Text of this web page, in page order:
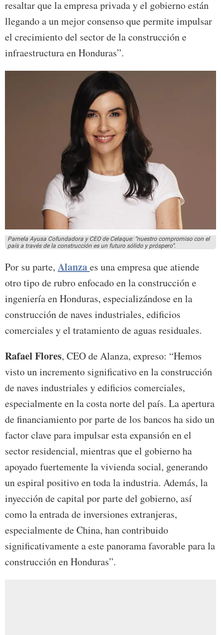
resaltar que la empresa privada y el gobierno están
llegando a un mejor consenso que permite impulsar
el crecimiento del sector de la construcción e
infraestructura en Honduras”.
Pamela Ayusa Cofundadora y CEO de Celaque: “nuestro compromiso con el
país a través de la construcción es un futuro sólido y próspero”.
Por su parte, Alanzaes una empresa que atiende
otro tipo de rubro enfocado en la construcción e
ingeniería en Honduras, especializándose en la
construcción de naves industriales, edificios
comerciales y el tratamiento de aguas residuales.
Rafael Flores, CEO de Alanza, expreso: “Hemos
visto un incremento significativo en la construcción
de naves industriales y edificios comerciales,
especialmente en la costa norte del país. La apertura
de financiamiento por parte de los bancos ha sido un
factor clave para impulsar esta expansión en el
sector residencial, mientras que el gobierno ha
apoyado fuertemente la vivienda social, generando
un espiral positivo en toda la industria. Además, la
inyección de capital por parte del gobierno, así
como la entrada de inversiones extranjeras,
especialmente de China, han contribuido
significativamente a este panorama favorable para la
construcción en Honduras”.